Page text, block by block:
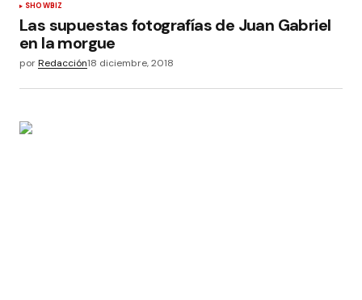
SHOWBIZ
Las supuestas fotografías de Juan Gabriel
en la morgue
porRedacción18 diciembre, 2018